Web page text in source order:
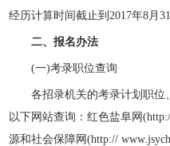
经历计算时间截止到2017年8月31
二、报名办法
(一)考录职位查询
各招录机关的考录计划职位
以下网站查询：红色盐阜网
源和社会保障网(http://